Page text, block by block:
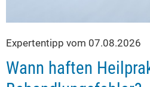
Expertentipp vom 07.08.2026
Wann haften